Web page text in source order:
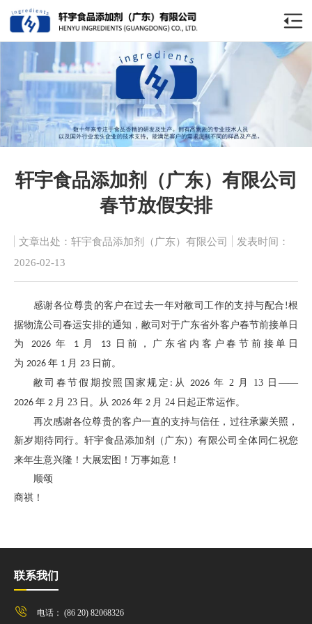
轩宇食品添加剂（广东）有限公司
春节放假安排
文章出处：轩宇食品添加剂（广东）有限公司
发表时间：
2026-02-13
感谢各位尊贵的客户在过去一年对敝司工作的支持与配合 !根
据物流公司春运安排的通知，敝司对于广东省外客户春节前接单日
为2026年 1 月 13
日前，广东省内客户春节前接单日
为 2026 年 1 月 23 日前。
敝司春节假期按照国家规定 : 从2026 年 2 月 13 日——
2026 年 2 月 23 日。从 2026 年 2 月 24 日起正常运作。
再次感谢各位尊贵的客户一直的支持与信任，过往承蒙关照，
新岁期待同行。轩宇食品添加剂（广东) ）有限公司全体同仁祝您
来年生意兴隆！大展宏图！万事如意！
顺颂
商祺！
联系我们
电话： (86 20) 82068326